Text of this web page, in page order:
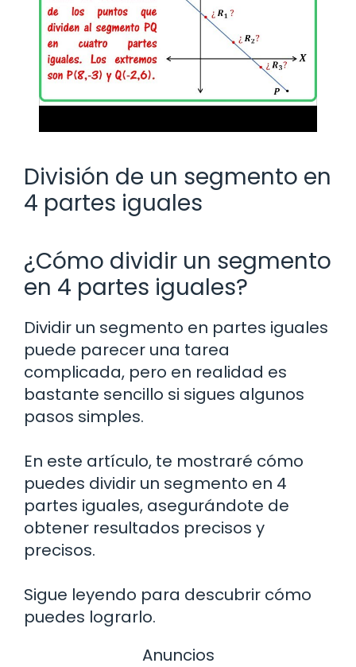
División de un segmento en
4 partes iguales
¿Cómo dividir un segmento
en 4 partes iguales?
Dividir un segmento en partes iguales
puede parecer una tarea
complicada, pero en realidad es
bastante sencillo si sigues algunos
pasos simples.
En este artículo, te mostraré cómo
puedes dividir un segmento en 4
partes iguales, asegurándote de
obtener resultados precisos y
precisos.
Sigue leyendo para descubrir cómo
puedes lograrlo.
Anuncios